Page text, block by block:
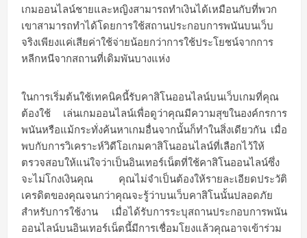
เกมออนไลน์ชายและหญิงสามารถทำเงินได้เหมือนกับที่พวก
เขาสามารถทำได้โดยการใช้สถานประกอบการพนันบนเว็บ
จริงเพียงแค่เสียค่าใช้จ่ายน้อยกว่าการใช้ประโยชน์จากการ
หลีกหนีจากสถานที่เดิมพันบางแห่ง
ในการเริ่มต้นใช้เทคนิคนี้รับคาสิโนออนไลน์บนเว็บเกมที่คุณ
ต้องใช้ เล่นเกมออนไลน์เพื่อดูว่าคุณมีความสุขในองค์กรการ
พนันหรือแม้กระทั่งค้นหาเกมอื่นจากนั้นก็ทำในสิ่งเดียวกัน เมื่อ
พบกับการวิเคราะห์วิดีโอเกมคาสิโนออนไลน์ที่เลือกไว้ให้
ตรวจสอบให้แน่ใจว่าเป็นอินเทอร์เน็ตที่ใช้คาสิโนออนไลน์ซึ่ง
จะไม่โกงเงินคุณ คุณไม่จำเป็นต้องให้รายละเอียดประวัติ
เครดิตของคุณจนกว่าคุณจะรู้ว่าบนเว็บคาสิโนนั้นปลอดภัย
สำหรับการใช้งาน เมื่อได้รับการระบุสถานประกอบการพนัน
ออนไลน์บนอินเทอร์เน็ตนี้มีการเชื่อมโยงแล้วคุณอาจเข้าร่วม